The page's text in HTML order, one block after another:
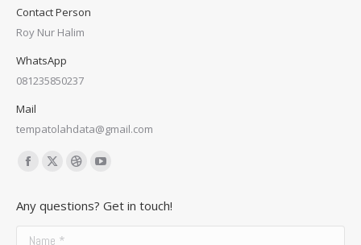
Contact Person
Roy Nur Halim
WhatsApp
081235850237
Mail
tempatolahdata@gmail.com
Find us on:
Facebook
opens
in
X
opens
Dribbble
opensopens
Any questions? Get in touch!
Name *